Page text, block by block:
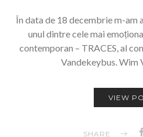
În data de 18 decembrie m-am
unul dintre cele mai
contemporan – TRACES, al
Vandekeybus. Wim
VIEW
SHARE